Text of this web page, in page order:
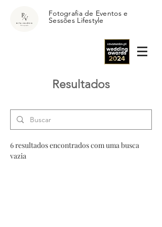
Fotografia de Eventos e
Sessões Lifestyle
Resultados
6 resultados encontrados com uma busca
vazia